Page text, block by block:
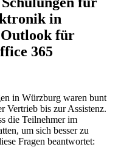
in
für
365
in Würzburg waren bunt
Vertrieb bis zur Assistenz.
die Teilnehmer im
um sich besser zu
Fragen beantwortet: